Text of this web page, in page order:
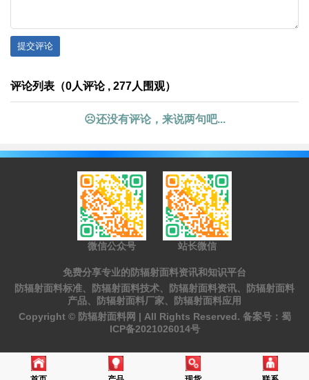
提交评论
评论列表（0人评论 , 277人围观）
☹还没有评论，来说两句吧...
微信公众号 站长微信
免费分享专业的防辐射面料资讯和知识平台
防辐射面料标准、防辐射面料技术、防辐射面料资讯、防辐射面料
产品、防辐射面料厂家、防辐射面料应用
Copyright © 防辐射面料网 | All Rights Reserved. 备案号： 蜀
ICP备2021026014号